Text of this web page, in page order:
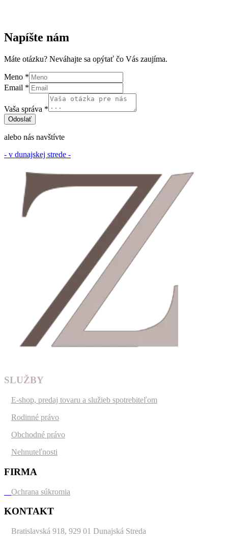
Napíšte nám
Máte otázku? Neváhajte sa opýtať čo Vás zaujíma.
Meno *
Email *
Email
Vaša
Vaša správa *
Odoslať
alebo nás navštívte
- v dunajskej strede -
SLUŽBY
E-shop, predaj tovaru a služieb spotrebiteľom
Rodinné právo
Obchodné právo
Nehnuteľnosti
FIRMA
Ochrana súkromia
KONTAKT
Bratislavská 918, 929 01 Dunajská Streda